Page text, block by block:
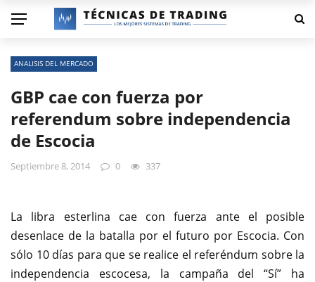
ANALISIS DEL MERCADO
GBP cae con fuerza por
referendum sobre independencia
de Escocia
Septiembre 8, 2014 0 337
La libra esterlina cae con fuerza ante el posible
desenlace de la batalla por el futuro por Escocia. Con
sólo 10 días para que se realice el referéndum sobre la
independencia escocesa, la campaña del “Sí” ha